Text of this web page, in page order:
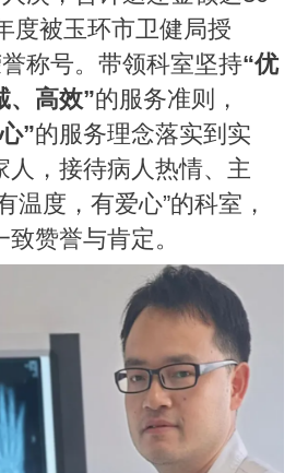
度被玉环市卫健局授
誉称号。带领科室坚持“优
、高效”的服务准则，
”的服务理念落实到实
人，接待病人热情、主
温度，有爱心”的科室，
赞誉与肯定。